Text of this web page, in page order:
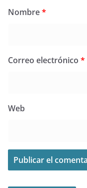
Nombre*
Correo electrónico *
Web